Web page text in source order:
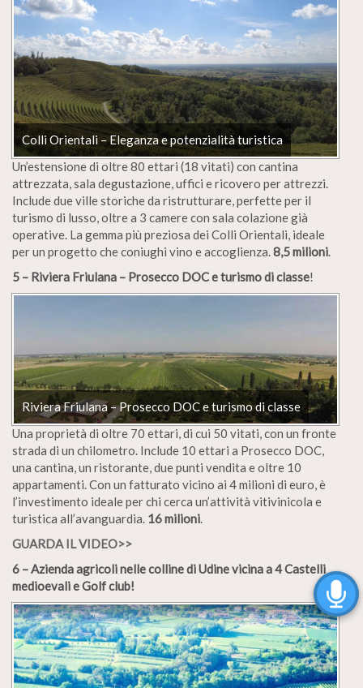
Colli Orientali – Eleganza e potenzialità turistica
Un’estensione di oltre 80 ettari (18 vitati) con cantina
attrezzata, sala degustazione, uffici e ricovero per attrezzi.
Include due ville storiche da ristrutturare, perfette per il
turismo di lusso, oltre a 3 camere con sala colazione già
operative. La gemma più preziosa dei Colli Orientali, ideale
per un progetto che coniughi vino e accoglienza.8,5 milioni.
5 – Riviera Friulana – Prosecco DOC e turismo di classe!
Riviera Friulana – Prosecco DOC e turismo di classe
Una proprietà di oltre 70 ettari, di cui 50 vitati, con un fronte
strada di un chilometro. Include 10 ettari a Prosecco DOC,
una cantina, un ristorante, due punti vendita e oltre 10
appartamenti. Con un fatturato vicino ai 4 milioni di euro, è
l’investimento ideale per chi cerca un’attività vitivinicola e
turistica all’avanguardia. 16 milioni.
GUARDA IL VIDEO>>
6 – Azienda agricoli nelle colline di Udine vicina a 4 Castelli
medioevali e Golf club!